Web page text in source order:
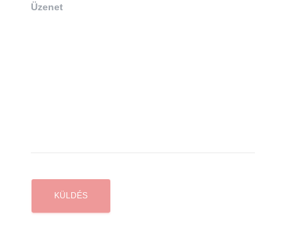
Üzenet